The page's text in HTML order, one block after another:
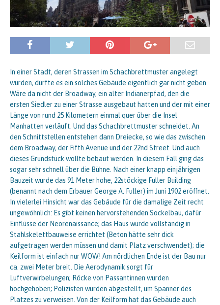
In einer Stadt, deren Strassen im Schachbrettmuster angelegt
wurden, dürfte es ein solches Gebäude eigentlich gar nicht geben.
Wäre da nicht der Broadway, ein alter Indianerpfad, den die
ersten Siedler zu einer Strasse ausgebaut hatten und der mit einer
Länge von rund 25 Kilometern einmal quer über die Insel
Manhatten verläuft. Und das Schachbrettmuster schneidet. An
den Schnittstellen entstehen dann Dreiecke, so wie das zwischen
dem Broadway, der Fifth Avenue und der 22nd Street. Und auch
dieses Grundstück wollte bebaut werden. In diesem Fall ging das
sogar sehr schnell über die Bühne. Nach einer knapp einjährigen
Bauzeit wurde das 91 Meter hohe, 22stöckige Fuller Building
(benannt nach dem Erbauer George A. Fuller) im Juni 1902 eröffnet.
In vielerlei Hinsicht war das Gebäude für die damalige Zeit recht
ungewöhnlich: Es gibt keinen hervorstehenden Sockelbau, dafür
Einflüsse der Neorenaissance; das Haus wurde vollständig in
Stahlskelettbauweise errichtet (Beton hätte sehr dick
aufgetragen werden müssen und damit Platz verschwendet); die
Keilform ist einfach nur WOW! Am nördlichen Ende ist der Bau nur
ca. zwei Meter breit. Die Aerodynamik sorgt für
Luftverwirbelungen; Röcke von Passantinnen wurden
hochgehoben; Polizisten wurden abgestellt, um Spanner des
Platzes zu verweisen. Von der Keilform hat das Gebäude auch